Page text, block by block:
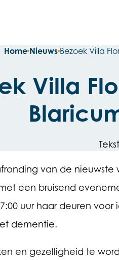
Home Nieuws Bezoek Villa
Villa
van de nieuwste
een bruisend
uur haar deuren
dementie.
en gezelligheid te